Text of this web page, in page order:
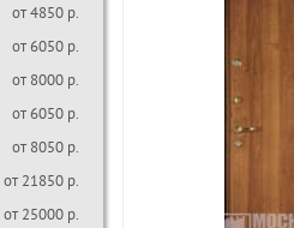
от 4850 р.
от 6050 р.
от 8000 р.
от 6050 р.
от 8050 р.
от 21850 р.
от 25000 р.